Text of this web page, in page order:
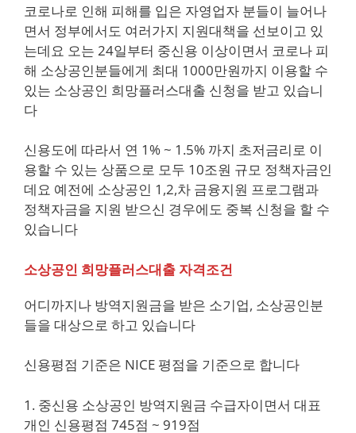
코로나로 인해 피해를 입은 자영업자 분들이 늘어나
면서 정부에서도 여러가지 지원대책을 선보이고 있
는데요 오는 24일부터 중신용 이상이면서 코로나 피
해 소상공인분들에게 최대 1000만원까지 이용할 수
있는 소상공인 희망플러스대출 신청을 받고 있습니
다
신용도에 따라서 연 1% ~ 1.5% 까지 초저금리로 이
용할 수 있는 상품으로 모두 10조원 규모 정책자금인
데요 예전에 소상공인 1,2,차 금융지원 프로그램과
정책자금을 지원 받으신 경우에도 중복 신청을 할 수
있습니다
소상공인 희망플러스대출 자격조건
어디까지나 방역지원금을 받은 소기업, 소상공인분
들을 대상으로 하고 있습니다
신용평점 기준은 NICE 평점을 기준으로 합니다
1. 중신용 소상공인 방역지원금 수급자이면서 대표
개인 신용평점 745점 ~ 919점